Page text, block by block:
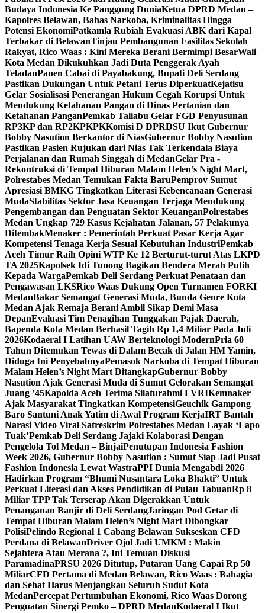
Budaya Indonesia Ke Panggung DuniaKetua DPRD Medan –
Kapolres Belawan, Bahas Narkoba, Kriminalitas Hingga
Potensi EkonomiPatkamla Rubiah Evakuasi ABK dari Kapal
Terbakar di BelawanTinjau Pembangunan Fasilitas Sekolah
Rakyat, Rico Waas : Kini Mereka Berani Bermimpi BesarWali
Kota Medan Dikukuhkan Jadi Duta Penggerak Ayah
TeladanPanen Cabai di Payabakung, Bupati Deli Serdang
Pastikan Dukungan Untuk Petani Terus DiperkuatKejatisu
Gelar Sosialisasi Penerangan Hukum Cegah Korupsi Untuk
Mendukung Ketahanan Pangan di Dinas Pertanian dan
Ketahanan PanganPemkab Taliabu Gelar FGD Penyusunan
RP3KP dan RP2KPKPKKomisi D DPRDSU Ikut Gubernur
Bobby Nasution Berkantor di NiasGubernur Bobby Nasution
Pastikan Pasien Rujukan dari Nias Tak Terkendala Biaya
Perjalanan dan Rumah Singgah di MedanGelar Pra -
Rekontruksi di Tempat Hiburan Malam Helen’s Night Mart,
Polrestabes Medan Temukan Fakta BaruPemprov Sumut
Apresiasi BMKG Tingkatkan Literasi Kebencanaan Generasi
MudaStabilitas Sektor Jasa Keuangan Terjaga Mendukung
Pengembangan dan Penguatan Sektor KeuanganPolrestabes
Medan Ungkap 729 Kasus Kejahatan Jalanan, 57 Pelakunya
DitembakMenaker : Pemerintah Perkuat Pasar Kerja Agar
Kompetensi Tenaga Kerja Sesuai Kebutuhan IndustriPemkab
Aceh Timur Raih Opini WTP Ke 12 Berturut-turut Atas LKPD
TA 2025Kapolsek Idi Tunong Bagikan Bendera Merah Putih
Kepada WargaPemkab Deli Serdang Perkuat Penataan dan
Pengawasan LKSRico Waas Dukung Open Turnamen FORKI
MedanBakar Semangat Generasi Muda, Bunda Genre Kota
Medan Ajak Remaja Berani Ambil Sikap Demi Masa
DepanEvaluasi Tim Penagihan Tunggakan Pajak Daerah,
Bapenda Kota Medan Berhasil Tagih Rp 1,4 Miliar Pada Juli
2026Kodaeral I Latihan UAW Berteknologi ModernPria 60
Tahun Ditemukan Tewas di Dalam Becak di Jalan HM Yamin,
Diduga Ini PenyebabnyaPemasok Narkoba di Tempat Hiburan
Malam Helen’s Night Mart DitangkapGubernur Bobby
Nasution Ajak Generasi Muda di Sumut Gelorakan Semangat
Juang ’45Kapolda Aceh Terima Silaturahmi LVRIKemnaker
Ajak Masyarakat Tingkatkan KompetensiGeuchik Gampong
Baro Santuni Anak Yatim di Awal Program KerjaIRT Bantah
Narasi Video Viral Satreskrim Polrestabes Medan Layak ‘Lapo
Tuak’Pemkab Deli Serdang Jajaki Kolaborasi Dengan
Pengelola Tol Medan – BinjaiPenutupan Indonesia Fashion
Week 2026, Gubernur Bobby Nasution : Sumut Siap Jadi Pusat
Fashion Indonesia Lewat WastraPPI Dunia Mengabdi 2026
Hadirkan Program “Bhumi Nusantara Loka Bhakti” Untuk
Perkuat Literasi dan Akses Pendidikan di Pulau TabuanRp 8
Miliar TPP Tak Terserap Akan Digerakkan Untuk
Penanganan Banjir di Deli SerdangJaringan Pod Getar di
Tempat Hiburan Malam Helen’s Night Mart Dibongkar
PolisiPelindo Regional 1 Cabang Belawan Sukseskan CFD
Perdana di BelawanDriver Ojol Jadi UMKM : Makin
Sejahtera Atau Merana ?, Ini Temuan Diskusi
ParamadinaPRSU 2026 Ditutup, Putaran Uang Capai Rp 50
MiliarCFD Pertama di Medan Belawan, Rico Waas : Bahagia
dan Sehat Harus Menjangkau Seluruh Sudut Kota
MedanPercepat Pertumbuhan Ekonomi, Rico Waas Dorong
Penguatan Sinergi Pemko – DPRD MedanKodaeral I Ikut